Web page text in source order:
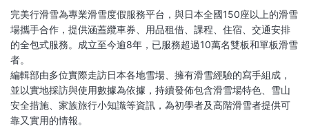
完美行滑雪為專業滑雪度假服務平台，與日本全國150座以上的滑雪
場攜手合作，提供涵蓋纜車券、用品租借、課程、住宿、交通安排
的全包式服務。成立至今逾8年，已服務超過10萬名雙板和單板滑雪
者。
編輯部由多位實際走訪日本各地雪場、擁有滑雪經驗的寫手組成，
並以實地採訪與使用數據為依據，持續發佈包含滑雪場特色、雪山
安全措施、家族旅行小知識等資訊，為初學者及高階滑雪者提供可